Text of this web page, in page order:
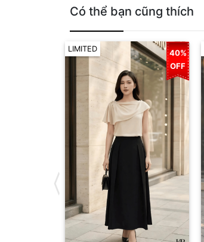
Có thể bạn cũng thích
LIMITED
40%
OFF